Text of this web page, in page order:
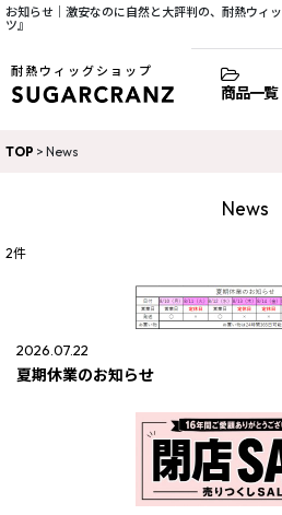
お知らせ｜激安なのに自然と大評判の、耐熱ウィ
ツ』
耐熱ウィッグショップ
商品一覧
TOP > News
News
2件
2026.07.22
夏期休業のお知らせ